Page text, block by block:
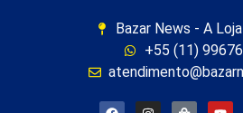
Bazar News - A
+55 (11)